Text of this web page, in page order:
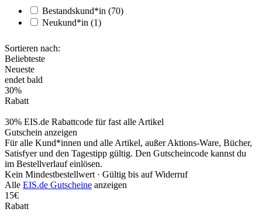
Bestandskund*in (70)
Neukund*in (1)
Sortieren nach:
Beliebteste
Neueste
endet bald
30%
Rabatt
30% EIS.de Rabattcode für fast alle Artikel
Gutschein anzeigen
Für alle Kund*innen und alle Artikel, außer Aktions-Ware, Bücher,
Satisfyer und den Tagestipp gültig. Den Gutscheincode kannst du
im Bestellverlauf einlösen.
Kein Mindestbestellwert · Gültig bis auf Widerruf
Alle EIS.de Gutscheine anzeigen
15€
Rabatt